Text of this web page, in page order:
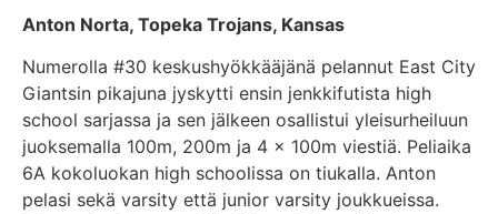
Anton Norta, Topeka Trojans, Kansas
Numerolla #30 keskushyökkääjänä pelannut East City
Giantsin pikajuna jyskytti ensin jenkkifutista high
school sarjassa ja sen jälkeen osallistui yleisurheiluun
juoksemalla 100m, 200m ja 4 x 100m viestiä. Peliaika
6A kokoluokan high schoolissa on tiukalla. Anton
pelasi sekä varsity että junior varsity joukkueissa.